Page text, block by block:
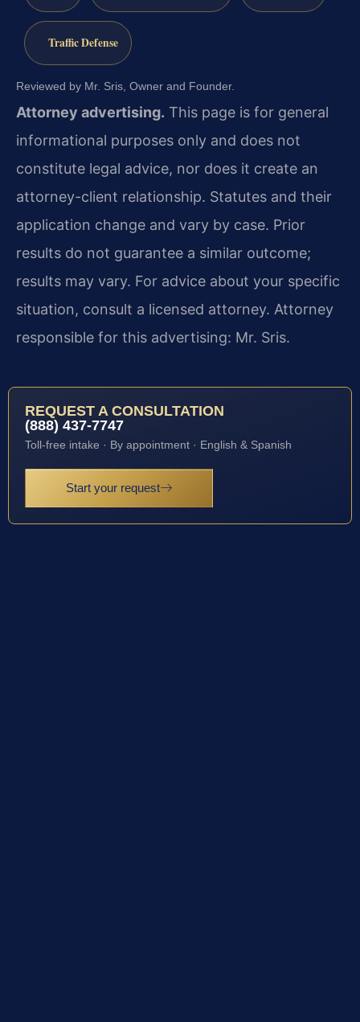
Traffic Defense
Reviewed by Mr. Sris, Owner and Founder.
Attorney advertising. This page is for general
informational purposes only and does not
constitute legal advice, nor does it create an
attorney-client relationship. Statutes and their
application change and vary by case. Prior
results do not guarantee a similar outcome;
results may vary. For advice about your specific
situation, consult a licensed attorney. Attorney
responsible for this advertising: Mr. Sris.
REQUEST A CONSULTATION
(888) 437-7747
Toll-free intake · By appointment · English & Spanish
Start your request